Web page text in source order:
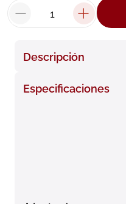
Descripción
Especificaciones
pilexil
5. cerave
6 degraler
8. roche posay